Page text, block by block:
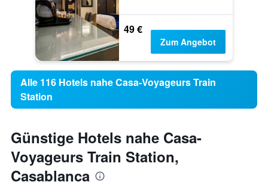
49 €
Zum Angebot
Alle 116 Hotels nahe Casa-Voyageurs Train
Station
Günstige Hotels nahe Casa-
Voyageurs Train Station,
Casablanca